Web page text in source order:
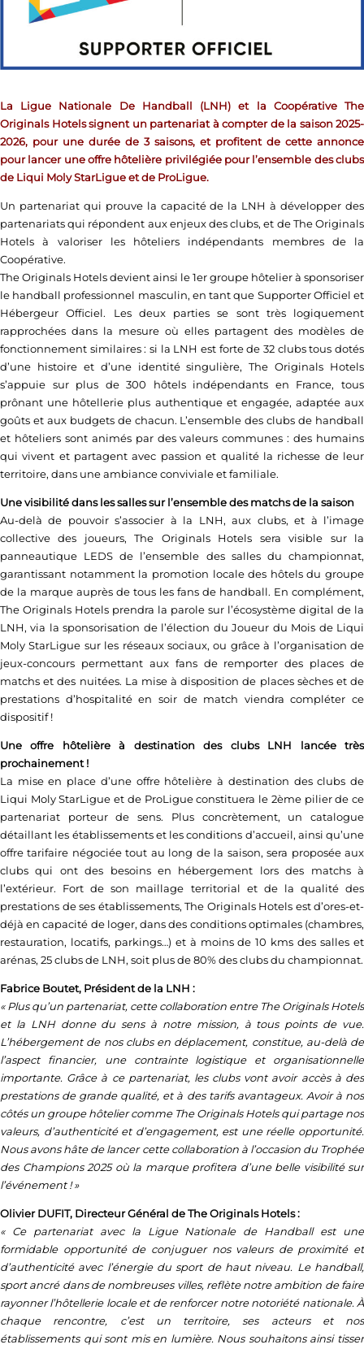
La Ligue Nationale De Handball (LNH) et la Coopérative The
Originals Hotels signent un partenariat à compter de la saison 2025-
2026, pour une durée de 3 saisons, et profitent de cette annonce
pour lancer une offre hôtelière privilégiée pour l’ensemble des clubs
de Liqui Moly StarLigue et de ProLigue.
Un partenariat qui prouve la capacité de la LNH à développer des
partenariats qui répondent aux enjeux des clubs, et de The Originals
Hotels à valoriser les hôteliers indépendants membres de la
Coopérative.
The Originals Hotels devient ainsi le 1er groupe hôtelier à sponsoriser
le handball professionnel masculin, en tant que Supporter Officiel et
Hébergeur Officiel. Les deux parties se sont très logiquement
rapprochées dans la mesure où elles partagent des modèles de
fonctionnement similaires : si la LNH est forte de 32 clubs tous dotés
d’une histoire et d’une identité singulière, The Originals Hotels
s’appuie sur plus de 300 hôtels indépendants en France, tous
prônant une hôtellerie plus authentique et engagée, adaptée aux
goûts et aux budgets de chacun. L’ensemble des clubs de handball
et hôteliers sont animés par des valeurs communes : des humains
qui vivent et partagent avec passion et qualité la richesse de leur
territoire, dans une ambiance conviviale et familiale.
Une visibilité dans les salles sur l’ensemble des matchs de la saison
Au-delà de pouvoir s’associer à la LNH, aux clubs, et à l’image
collective des joueurs, The Originals Hotels sera visible sur la
panneautique LEDS de l’ensemble des salles du championnat,
garantissant notamment la promotion locale des hôtels du groupe
de la marque auprès de tous les fans de handball. En complément,
The Originals Hotels prendra la parole sur l’écosystème digital de la
LNH, via la sponsorisation de l’élection du Joueur du Mois de Liqui
Moly StarLigue sur les réseaux sociaux, ou grâce à l’organisation de
jeux-concours permettant aux fans de remporter des places de
matchs et des nuitées. La mise à disposition de places sèches et de
prestations d’hospitalité en soir de match viendra compléter ce
dispositif !
Une offre hôtelière à destination des clubs LNH lancée très
prochainement !
La mise en place d’une offre hôtelière à destination des clubs de
Liqui Moly StarLigue et de ProLigue constituera le 2ème pilier de ce
partenariat porteur de sens. Plus concrètement, un catalogue
détaillant les établissements et les conditions d’accueil, ainsi qu’une
offre tarifaire négociée tout au long de la saison, sera proposée aux
clubs qui ont des besoins en hébergement lors des matchs à
l’extérieur. Fort de son maillage territorial et de la qualité des
prestations de ses établissements, The Originals Hotels est d’ores-et-
déjà en capacité de loger, dans des conditions optimales (chambres,
restauration, locatifs, parkings…) et à moins de 10 kms des salles et
arénas, 25 clubs de LNH, soit plus de 80% des clubs du championnat.
Fabrice Boutet, Président de la LNH :
« Plus qu’un partenariat, cette collaboration entre The Originals Hotels
et la LNH donne du sens à notre mission, à tous points de vue.
L’hébergement de nos clubs en déplacement, constitue, au-delà de
l’aspect financier, une contrainte logistique et organisationnelle
importante. Grâce à ce partenariat, les clubs vont avoir accès à des
prestations de grande qualité, et à des tarifs avantageux. Avoir à nos
côtés un groupe hôtelier comme The Originals Hotels qui partage nos
valeurs, d’authenticité et d’engagement, est une réelle opportunité.
Nous avons hâte de lancer cette collaboration à l’occasion du Trophée
des Champions 2025 où la marque profitera d’une belle visibilité sur
l’événement ! »
Olivier DUFIT, Directeur Général de The Originals Hotels :
« Ce partenariat avec la Ligue Nationale de Handball est une
formidable opportunité de conjuguer nos valeurs de proximité et
d’authenticité avec l’énergie du sport de haut niveau. Le handball,
sport ancré dans de nombreuses villes, reflète notre ambition de faire
rayonner l’hôtellerie locale et de renforcer notre notoriété nationale. À
chaque rencontre, c’est un territoire, ses acteurs et nos
établissements qui sont mis en lumière. Nous souhaitons ainsi tisser